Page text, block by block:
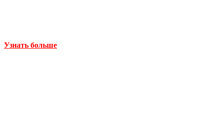
Узнать больше